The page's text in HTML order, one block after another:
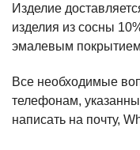
Изделие
изделия из сосны
эмалевым покрытием
Все необходимые
телефонам,
написать на почту,